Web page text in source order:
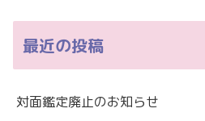
最近の投稿
対面鑑定廃止のお知らせ